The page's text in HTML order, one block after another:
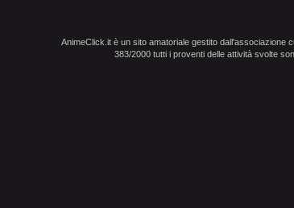
AnimeClick.it è un sito amatoriale gestito dall'associazione
383/2000 tutti i proventi delle attività svolte